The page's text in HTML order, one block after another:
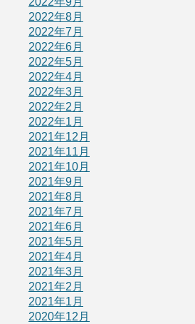
2022年8月
2022年7月
2022年6月
2022年5月
2022年4月
2022年3月
2022年2月
2022年1月
2021年12月
2021年11月
2021年10月
2021年9月
2021年8月
2021年7月
2021年6月
2021年5月
2021年4月
2021年3月
2021年2月
2021年1月
2020年12月